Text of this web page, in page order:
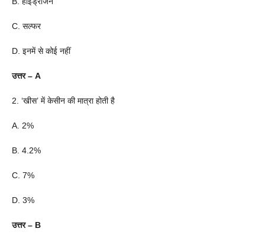
C. सल्फर
D. इनमें से कोई नहीं
उत्तर – A
2. ‘खीस’ में केसीन की मात्रा होती है
A. 2%
B. 4.2%
C. 7%
D. 3%
उत्तर – B